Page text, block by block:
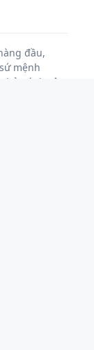
đầu,
mệnh
ánh sâu